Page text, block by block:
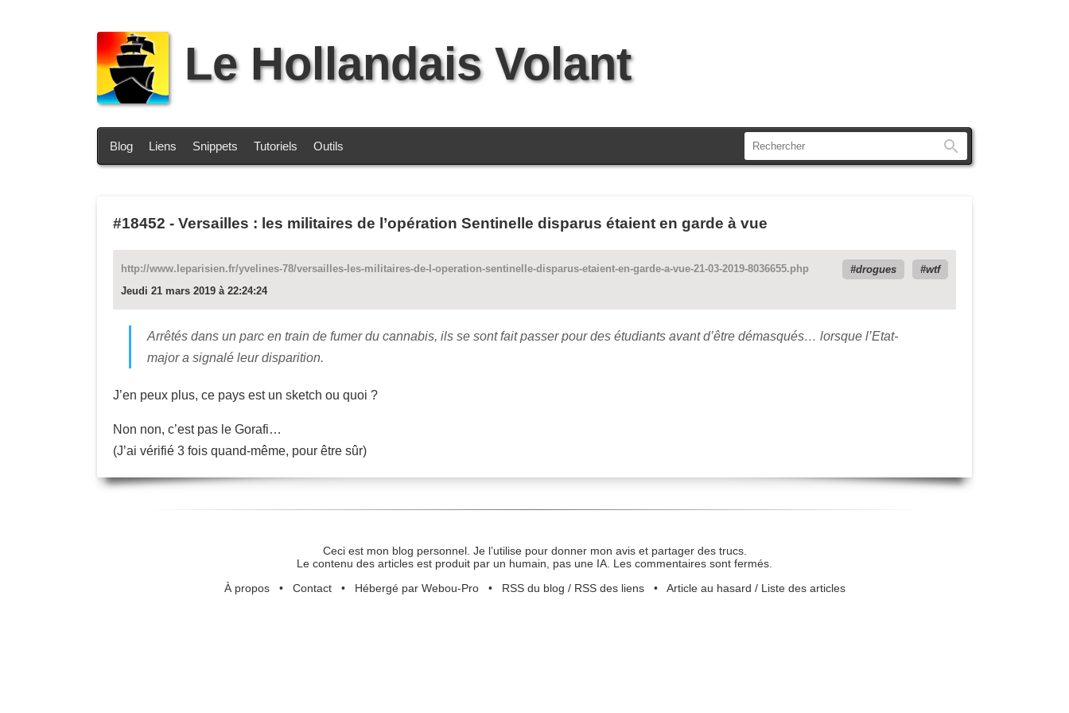
Le Hollandais Volant
Blog Liens Snippets Tutoriels Outils
#18452 - Versailles : les militaires de l’opération Sentinelle disparus étaient en garde à vue
http://www.leparisien.fr/yvelines-78/versailles-les-militaires-de-l-operation-sentinelle-disparus-etaient-en-garde-a-vue-21-03-2019-8036655.php drogues
wtf
Jeudi 21 mars 2019 à 22:24:24
Arrêtés dans un parc en train de fumer du cannabis, ils se sont fait passer pour des étudiants avant d’être démasqués… lorsque l’Etat-
major a signalé leur disparition.
J’en peux plus, ce pays est un sketch ou quoi ?
Non non, c’est pas le Gorafi…
(J’ai vérifié 3 fois quand-même, pour être sûr)
Ceci est mon blog personnel. Je l’utilise pour donner mon avis et partager des trucs.
Le contenu des articles est produit par un humain, pas une IA. Les commentaires sont fermés.
À propos• Contact• Hébergé par Webou-Pro• RSS du blog / RSS des liens• Article au hasard / Liste des articles